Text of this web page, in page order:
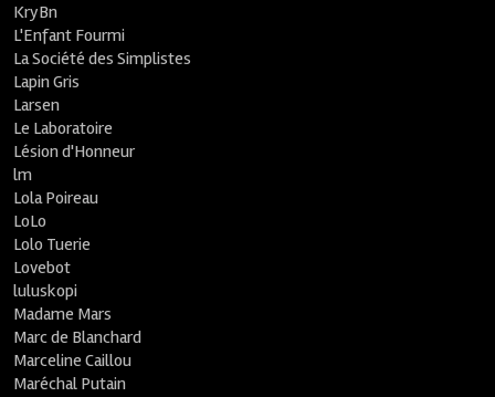
KryBn
L'Enfant Fourmi
La Société des Simplistes
Lapin Gris
Larsen
Le Laboratoire
Lésion d'Honneur
lm
Lola Poireau
LoLo
Lolo Tuerie
Lovebot
luluskopi
Madame Mars
Marc de Blanchard
Marceline Caillou
Maréchal Putain